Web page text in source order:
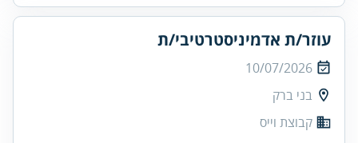
עוזר/ת אדמיניסטרטיבי/ת
10/07/2026
בני ברק
קבוצת וייס